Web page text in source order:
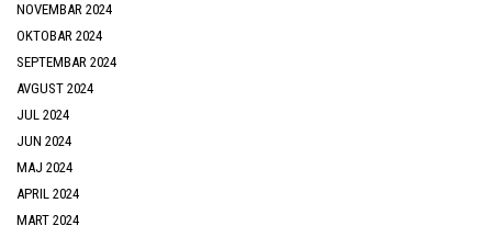
NOVEMBAR 2024
OKTOBAR 2024
SEPTEMBAR 2024
AVGUST 2024
JUL 2024
JUN 2024
MAJ 2024
APRIL 2024
MART 2024